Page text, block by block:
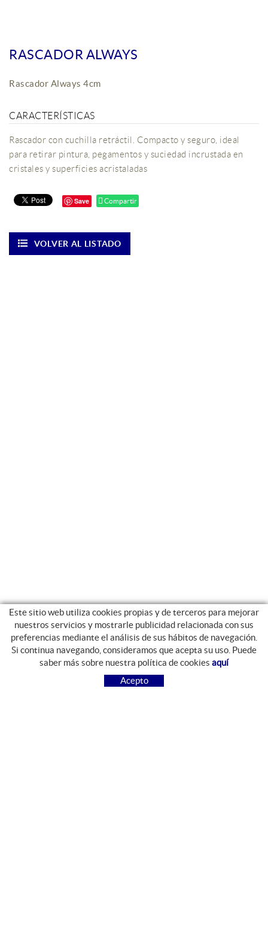
RASCADOR ALWAYS
Rascador Always 4cm
CARACTERÍSTICAS
Rascador con cuchilla retráctil. Compacto y seguro, ideal
para retirar pintura, pegamentos y suciedad incrustada en
cristales y superficies acristaladas
Save Compartir
VOLVER AL LISTADO
GUIA DE COMPRA
COMO COMPRAR
PREGUNTAS FRECUENTES
Este sitio web utiliza cookies propias y de terceros para mejorar
nuestros servicios y mostrarle publicidad relacionada con sus
preferencias mediante el análisis de sus hábitos de navegación.
Si continua navegando, consideramos que acepta su uso. Puede
saber más sobre nuestra política de cookies aquí
Acepto